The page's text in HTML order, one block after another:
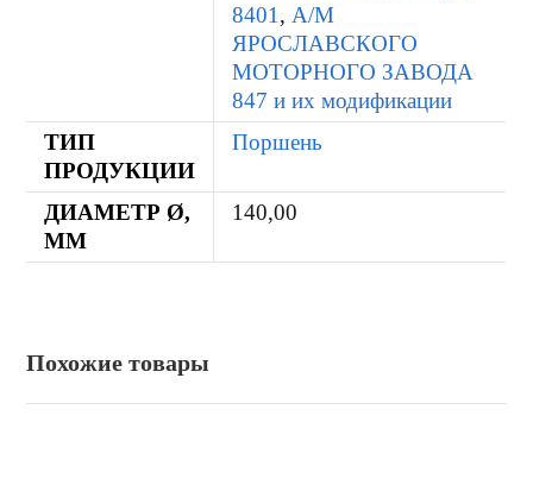
8401 , А/М
ЯРОСЛАВСКОГО
МОТОРНОГО ЗАВОДА
847 и их модификации
ТИП
ПРОДУКЦИИ
Поршень
ДИАМЕТР Ø,
ММ
140,00
Похожие товары